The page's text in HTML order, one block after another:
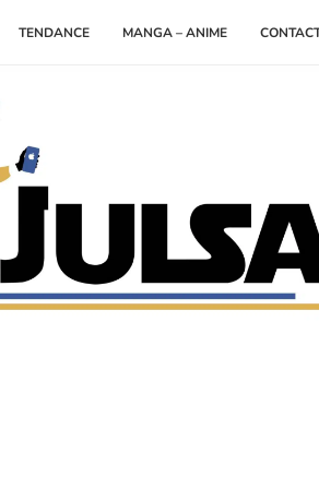
TENDANCE MANGA – ANIME